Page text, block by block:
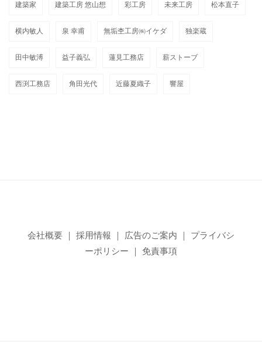
建築家 建築工房 悠山想 彩工房 未来工房 松本直子
横内敏人 泉 幸甫 無垢杢工房㈱イケダ 独楽蔵
田中敏溥 益子義弘 蓮見工務店 薪ストーブ
西渕工務店 角田光代 近藤夏織子 響屋
会社概要 ｜ 採用情報 ｜ 広告のご案内 ｜
プライバシ
ーポリシー ｜ 免責事項